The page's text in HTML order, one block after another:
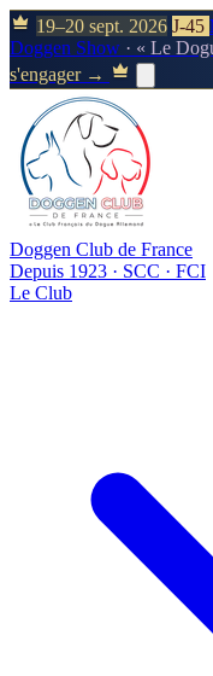
19–20 sept. 2026 J-45
Doggen Show · « Le
s'engager →
Doggen Club de France
Depuis 1923 · SCC · FCI
Le Club